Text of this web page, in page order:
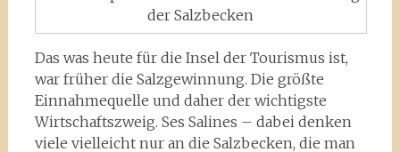
der Salzbecken
Das was heute für die Insel der Tourismus ist,
war früher die Salzgewinnung. Die größte
Einnahmequelle und daher der wichtigste
Wirtschaftszweig. Ses Salines – dabei denken
viele vielleicht nur an die Salzbecken, die man